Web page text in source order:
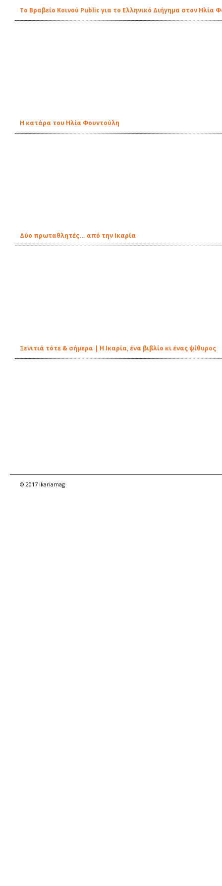
Το Βραβείο Κοινού Public για το Ελληνικό Διήγημα στον Ηλία
Η κατάρα του Ηλία Φουντούλη
Δύο πρωταθλητές... από την Ικαρία
Ξενιτιά τότε & σήμερα | Η Ικαρία, ένα βιβλίο κι ένας ψίθυρος
© 2017 ikariamag